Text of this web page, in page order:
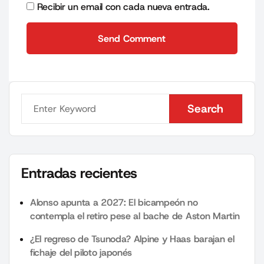
Recibir un email con cada nueva entrada.
Send Comment
Search
Search
Entradas recientes
Alonso apunta a 2027: El bicampeón no
contempla el retiro pese al bache de Aston Martin
¿El regreso de Tsunoda? Alpine y Haas barajan el
fichaje del piloto japonés